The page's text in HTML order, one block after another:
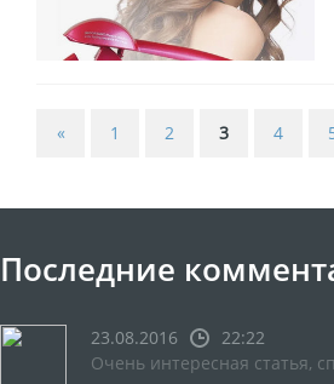
« 1 2 3 4
Последние
23.08.2016
22:22
Очень интересная статья,